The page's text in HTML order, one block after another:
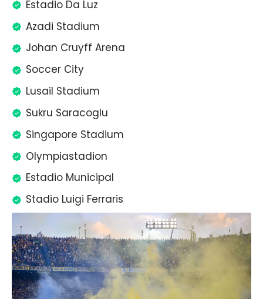
Estadio Da Luz
Azadi Stadium
Johan Cruyff Arena
Soccer City
Lusail Stadium
Sukru Saracoglu
Singapore Stadium
Olympiastadion
Estadio Municipal
Stadio Luigi Ferraris